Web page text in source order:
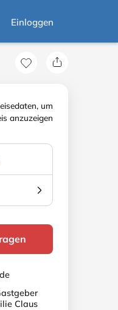
Einloggen
um
anzuzeigen
Claus